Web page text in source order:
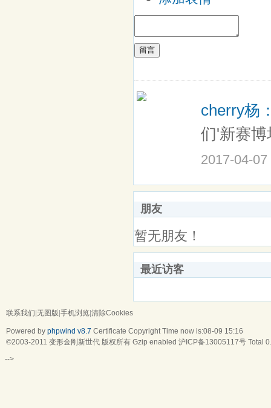
留言
cherry杨
们'新赛
2017-04-07
朋友
暂无朋友！
最近访客
联系我们 无图版 手机浏览 清除Cookies
Powered by phpwind v8.7 Certificate Copyright Time now is:08-09 15:16
©2003-2011 变形金刚新世代 版权所有 Gzip enabled 沪ICP备13005117号 Total
-->